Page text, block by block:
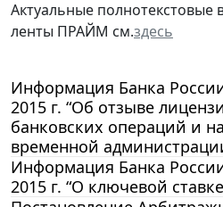
Актуальные полнотекстовые
ленты ПРАЙМ см.здесь
Информация Банка
2015 г. “Об отзыве
банковских операций и
временной
Информация Банка
2015 г. “О ключевой